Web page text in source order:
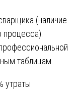
(наличие
процесса).
таблицам.
утраты